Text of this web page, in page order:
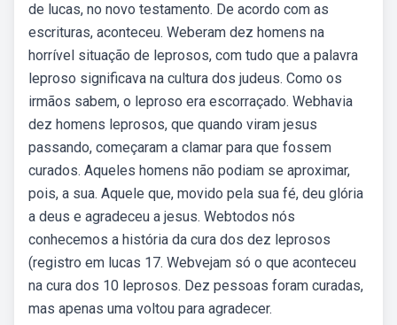
de lucas, no novo testamento. De acordo com as
escrituras, aconteceu. Weberam dez homens na
horrível situação de leprosos, com tudo que a palavra
leproso significava na cultura dos judeus. Como os
irmãos sabem, o leproso era escorraçado. Webhavia
dez homens leprosos, que quando viram jesus
passando, começaram a clamar para que fossem
curados. Aqueles homens não podiam se aproximar,
pois, a sua. Aquele que, movido pela sua fé, deu glória
a deus e agradeceu a jesus. Webtodos nós
conhecemos a história da cura dos dez leprosos
(registro em lucas 17. Webvejam só o que aconteceu
na cura dos 10 leprosos. Dez pessoas foram curadas,
mas apenas uma voltou para agradecer.